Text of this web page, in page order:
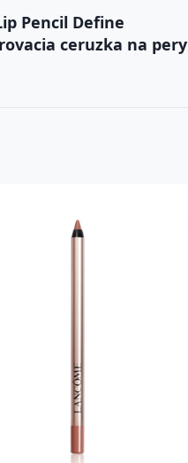
Pencil Define
ceruzka na